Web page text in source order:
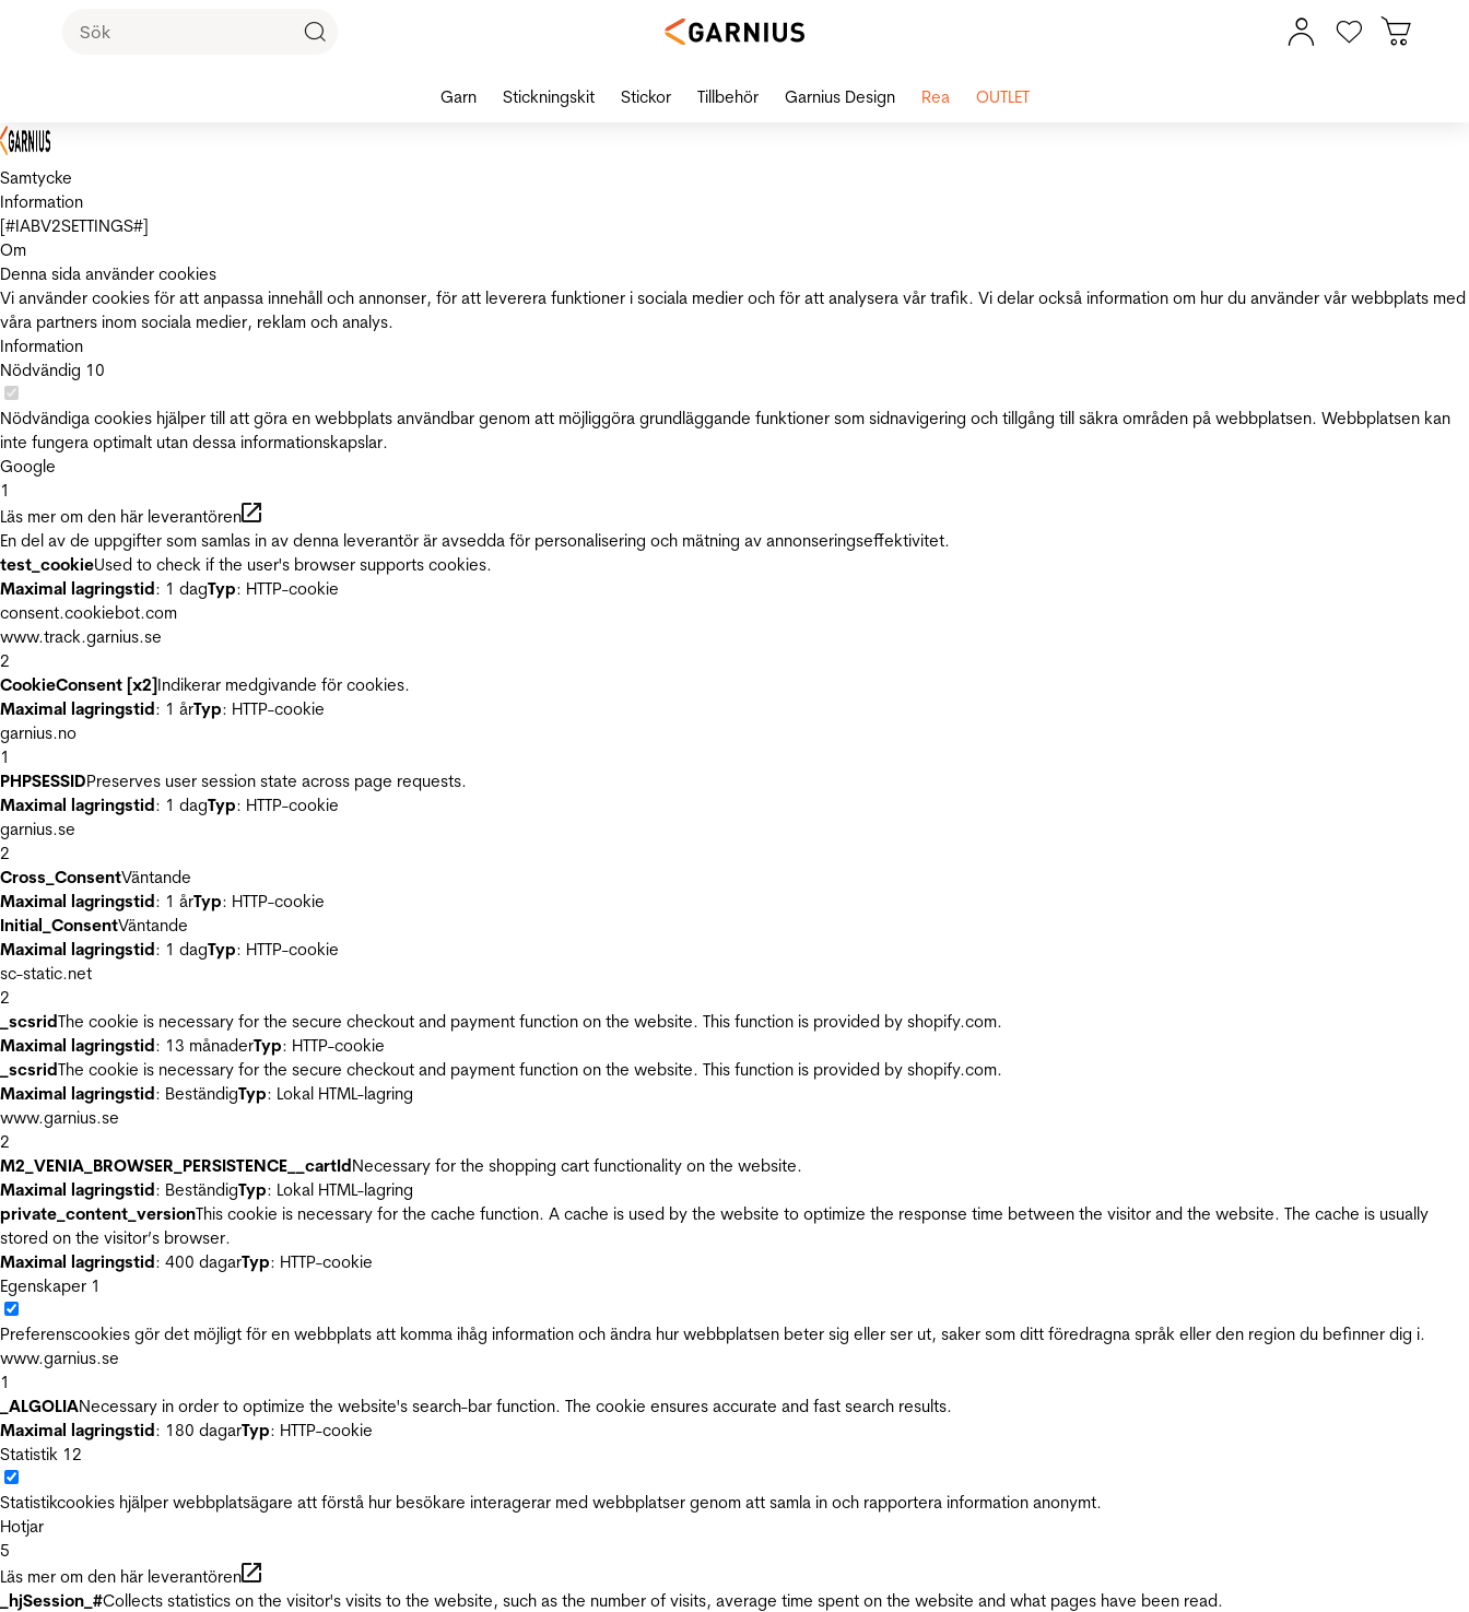
Samtycke
Information
[#IABV2SETTINGS#]
Om
Denna sida använder cookies
Vi använder cookies för att anpassa innehåll och annonser, för att leverera funktioner i sociala medier och för att analysera vår trafik. Vi delar också information om hur du använder vår webbplats med
våra partners inom sociala medier, reklam och analys.
Information
Nödvändig 10
Nödvändiga cookies hjälper till att göra en webbplats användbar genom att möjliggöra grundläggande funktioner som sidnavigering och tillgång till säkra områden på webbplatsen. Webbplatsen kan
inte fungera optimalt utan dessa informationskapslar.
Google
1
Läs mer om den här leverantören
En del av de uppgifter som samlas in av denna leverantör är avsedda för personalisering och mätning av annonseringseffektivitet.
test_cookieUsed to check if the user's browser supports cookies.
Maximal lagringstid: 1 dagTyp: HTTP-cookie
consent.cookiebot.com
www.track.garnius.se
2
CookieConsent [x2]Indikerar medgivande för cookies.
Maximal lagringstid: 1 årTyp: HTTP-cookie
garnius.no
1
PHPSESSIDPreserves user session state across page requests.
Maximal lagringstid: 1 dagTyp: HTTP-cookie
garnius.se
2
Cross_ConsentVäntande
Maximal lagringstid: 1 årTyp: HTTP-cookie
Initial_ConsentVäntande
Maximal lagringstid: 1 dagTyp: HTTP-cookie
sc-static.net
2
_scsridThe cookie is necessary for the secure checkout and payment function on the website. This function is provided by shopify.com.
Maximal lagringstid: 13 månaderTyp: HTTP-cookie
_scsridThe cookie is necessary for the secure checkout and payment function on the website. This function is provided by shopify.com.
Maximal lagringstid: BeständigTyp: Lokal HTML-lagring
www.garnius.se
2
M2_VENIA_BROWSER_PERSISTENCE__cartIdNecessary for the shopping cart functionality on the website.
Maximal lagringstid: BeständigTyp: Lokal HTML-lagring
private_content_versionThis cookie is necessary for the cache function. A cache is used by the website to optimize the response time between the visitor and the website. The cache is usually
stored on the visitor’s browser.
Maximal lagringstid: 400 dagarTyp: HTTP-cookie
Egenskaper 1
Preferenscookies gör det möjligt för en webbplats att komma ihåg information och ändra hur webbplatsen beter sig eller ser ut, saker som ditt föredragna språk eller den region du befinner dig i.
www.garnius.se
1
_ALGOLIANecessary in order to optimize the website's search-bar function. The cookie ensures accurate and fast search results.
Maximal lagringstid: 180 dagarTyp: HTTP-cookie
Statistik 12
Statistikcookies hjälper webbplatsägare att förstå hur besökare interagerar med webbplatser genom att samla in och rapportera information anonymt.
Hotjar
5
Läs mer om den här leverantören
_hjSession_#Collects statistics on the visitor's visits to the website, such as the number of visits, average time spent on the website and what pages have been read.
Garn Stickningskit Stickor Tillbehör Garnius Design Rea OUTLET